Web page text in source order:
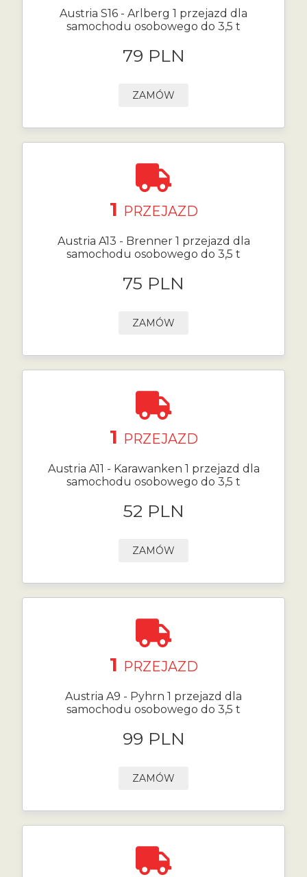
Austria S16 - Arlberg 1 przejazd dla
samochodu osobowego do 3,5 t
79 PLN
ZAMÓW
1 PRZEJAZD
Austria A13 - Brenner 1 przejazd dla
samochodu osobowego do 3,5 t
75 PLN
ZAMÓW
1 PRZEJAZD
Austria A11 - Karawanken 1 przejazd dla
samochodu osobowego do 3,5 t
52 PLN
ZAMÓW
1 PRZEJAZD
Austria A9 - Pyhrn 1 przejazd dla
samochodu osobowego do 3,5 t
99 PLN
ZAMÓW